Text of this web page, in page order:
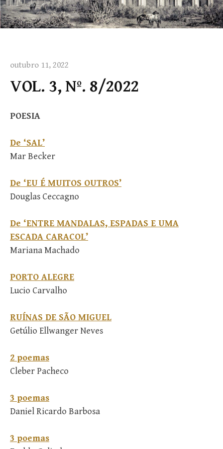
outubro 11, 2022
VOL. 3, Nº. 8/2022
POESIA
De ‘SAL’
Mar Becker
De ‘EU É MUITOS OUTROS’
Douglas Ceccagno
De ‘ENTRE MANDALAS, ESPADAS E UMA
ESCADA CARACOL’
Mariana Machado
PORTO ALEGRE
Lucio Carvalho
RUÍNAS DE SÃO MIGUEL
Getúlio Ellwanger Neves
2 poemas
Cleber Pacheco
3 poemas
Daniel Ricardo Barbosa
3 poemas